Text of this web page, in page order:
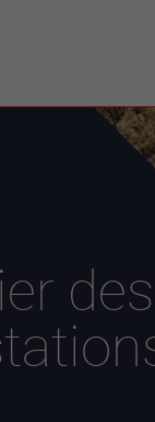
Emplois
Organisation
communale
Programme de
législature
Stratégies
Jumelage
des